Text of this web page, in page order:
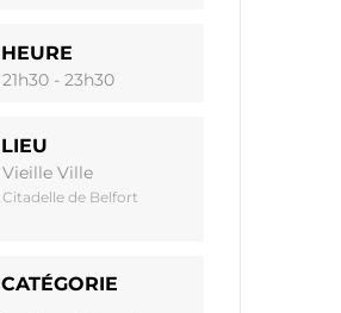
HEURE
21h30 - 23h30
LIEU
Vieille Ville
Citadelle de Belfort
CATÉGORIE